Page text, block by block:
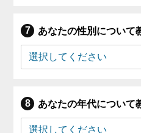
あなたの性別について
あなたの年代について